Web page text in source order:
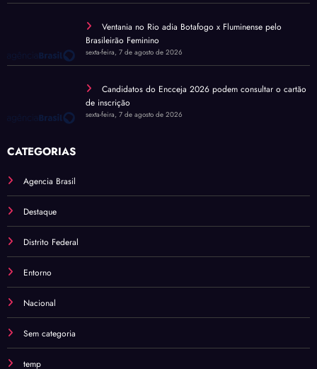
Ventania no Rio adia Botafogo x Fluminense pelo
Brasileirão Feminino
sexta-feira, 7 de agosto de 2026
Candidatos do Encceja 2026 podem consultar o cartão
de inscrição
sexta-feira, 7 de agosto de 2026
CATEGORIAS
Agencia Brasil
Destaque
Distrito Federal
Entorno
Nacional
Sem categoria
temp